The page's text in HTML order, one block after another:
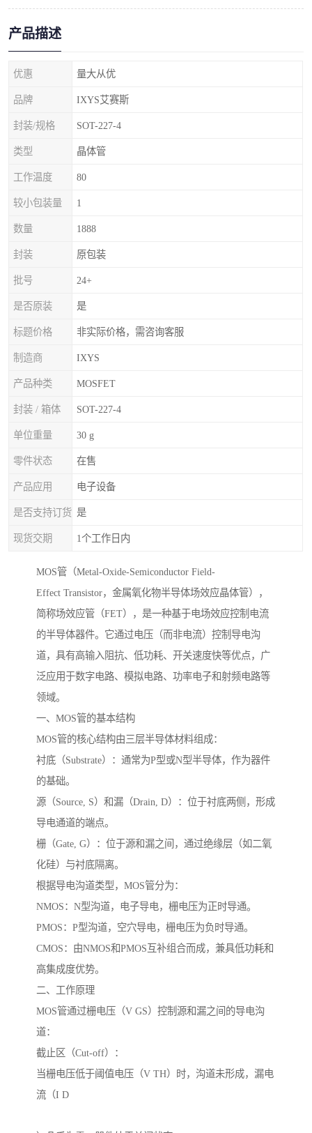
产品描述
优惠 量大从优
品牌 IXYS艾赛斯
封装/规格 SOT-227-4
类型 晶体管
工作温度 80
较小包装量 1
数量 1888
封装 原包装
批号 24+
是否原装 是
标题价格 非实际价格，需咨询客服
制造商 IXYS
产品种类 MOSFET
封装 / 箱体 SOT-227-4
单位重量 30 g
零件状态 在售
产品应用 电子设备
是否支持订货 是
现货交期 1个工作日内
MOS管（Metal-Oxide-Semiconductor Field-
Effect Transistor，金属氧化物半导体场效应晶体管），
简称场效应管（FET），是一种基于电场效应控制电流
的半导体器件。它通过电压（而非电流）控制导电沟
道，具有高输入阻抗、低功耗、开关速度快等优点，广
泛应用于数字电路、模拟电路、功率电子和射频电路等
领域。
一、MOS管的基本结构
MOS管的核心结构由三层半导体材料组成：
衬底（Substrate）：通常为P型或N型半导体，作为器件
的基础。
源（Source, S）和漏（Drain, D）：位于衬底两侧，形成
导电通道的端点。
栅（Gate, G）：位于源和漏之间，通过绝缘层（如二氧
化硅）与衬底隔离。
根据导电沟道类型，MOS管分为：
NMOS：N型沟道，电子导电，栅电压为正时导通。
PMOS：P型沟道，空穴导电，栅电压为负时导通。
CMOS：由NMOS和PMOS互补组合而成，兼具低功耗和
高集成度优势。
二、工作原理
MOS管通过栅电压（V GS）控制源和漏之间的导电沟
道：
截止区（Cut-off）：
当栅电压低于阈值电压（V TH）时，沟道未形成，漏电
流（I D